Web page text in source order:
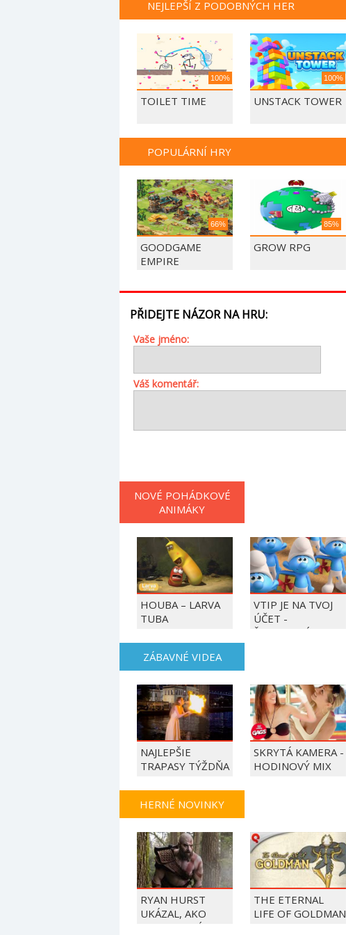
NEJLEPŠÍ Z PODOBNÝCH HER
100%
TOILET TIME
100%
UNSTACK TOWER
POPULÁRNÍ HRY
66%
GOODGAME
EMPIRE
85%
GROW RPG
PŘIDEJTE NÁZOR NA HRU:
Vaše jméno:
Váš komentář:
NOVÉ POHÁDKOVÉ
ANIMÁKY
HOUBA – LARVA
TUBA
VTIP JE NA TVOJ
ÚČET -
ŠMOULOVÉ
ZÁBAVNÉ VIDEA
NAJLEPŠIE
TRAPASY TÝŽDŇA
SKRYTÁ KAMERA -
HODINOVÝ MIX
HERNÉ NOVINKY
RYAN HURST
UKÁZAL, AKO
VYZERAL V ÚLOHE
THE ETERNAL
LIFE OF GOLDMAN